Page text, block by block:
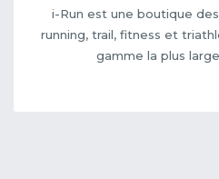
i-Run est une boutique
running, trail, fitness et
gamme la plus